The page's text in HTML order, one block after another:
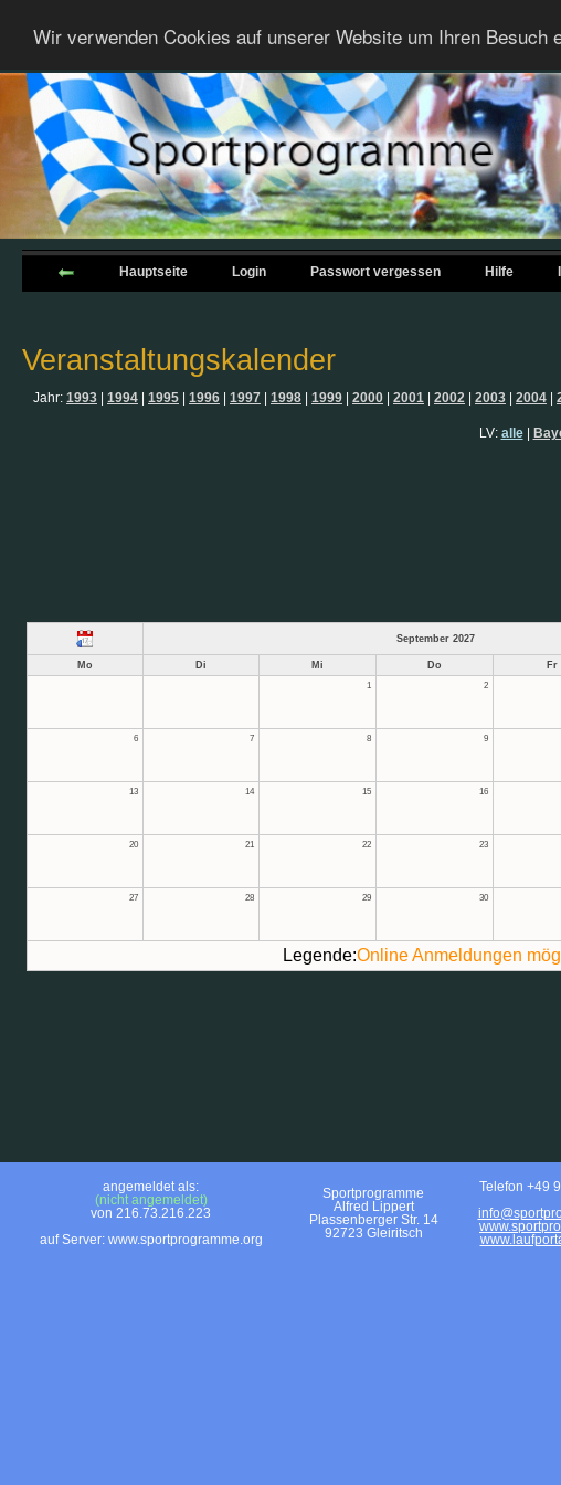
Wir verwenden Cookies auf unserer Website um Ihren Besuch
Hauptseite Login Passwort vergessen Hilfe
Veranstaltungskalender
Jahr: 1993 1994 1995 1996 1997 1998 1999 2000 2001 2002 2003 2004
LV: alle|
September 2027
Mo Di Mi Do Fr
1 2
6 7 8 9
13 14 15 16
20 21 22 23
27 28 29 30
Legende:Online Anmeldungen
angemeldet als:
(nicht angemeldet)
von 216.73.216.223
auf Server: www.sportprogramme.org
Sportprogramme
Alfred Lippert
Plassenberger Str. 14
92723 Gleiritsch
Telefon +49